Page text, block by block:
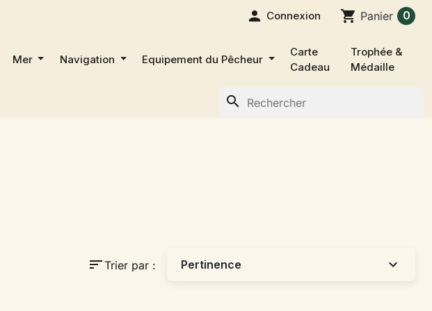
 Connexion shopping_cart Panier 0
Mer Navigation Equipement du Pêcheur
Carte
Cadeau
Trophée &
Médaille
search
sortTrier par : Pertinence expand_more